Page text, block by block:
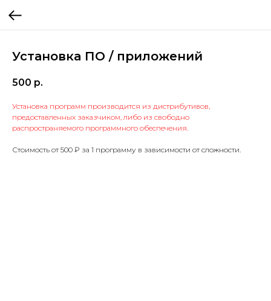
Установка ПО / приложений
500 р.
Установка программ производится из дистрибутивов,
предоставленных заказчиком, либо из свободно
распространяемого программного обеспечения.
Стоимость от 500 ₽ за 1 программу в зависимости от сложности.